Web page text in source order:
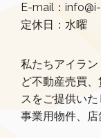
E-mail：
定休日：水曜
私たちアイラ
ど不動産売買
スをご提供いた
事業用物件、店